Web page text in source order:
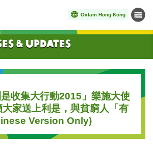
Oxfam Hong Kong Menu
& Updates
是收集大行動2015」樂施大使
家送上利是，與貧窮人「有
Version Only)